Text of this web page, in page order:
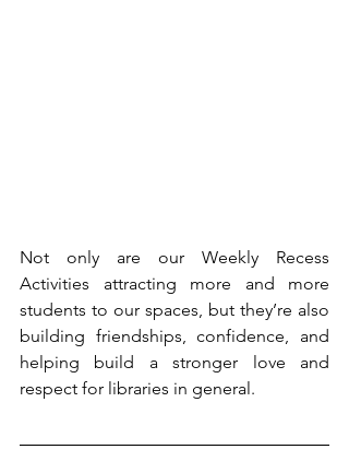
Not only are our Weekly Recess
Activities attracting more and more
students to our spaces, but they’re also
building friendships, confidence, and
helping build a stronger love and
respect for libraries in general.